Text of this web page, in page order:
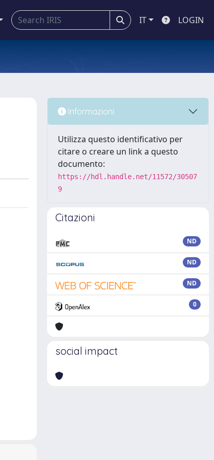
IT LOGIN
Informazioni
Utilizza questo identificativo per
citare o creare un link a questo
documento:
https://hdl.handle.net/11572/30507
9
Citazioni
ND
ND
ND
0
social impact